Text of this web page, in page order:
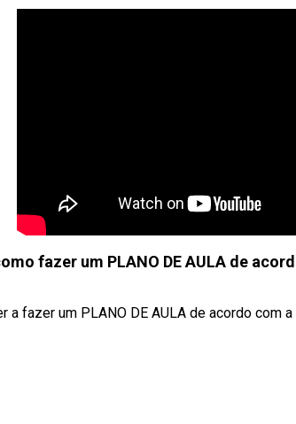
fazer um PLANO DE AULA de
a fazer um PLANO DE AULA de acordo com